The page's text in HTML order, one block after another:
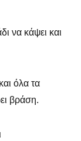
να κάψει και
όλα τα
βράση.